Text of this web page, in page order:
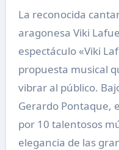
La reconocida cantante, actriz y productora
aragonesa Viki
espectáculo «Viki
propuesta musical
vibrar al público.
Gerardo Pontaque,
por 10 talentosos
elegancia de las